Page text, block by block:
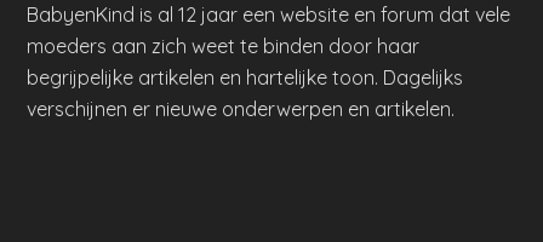
BabyenKind is al 12 jaar een website en forum dat vele
moeders aan zich weet te binden door haar
begrijpelijke artikelen en hartelijke toon. Dagelijks
verschijnen er nieuwe onderwerpen en artikelen.